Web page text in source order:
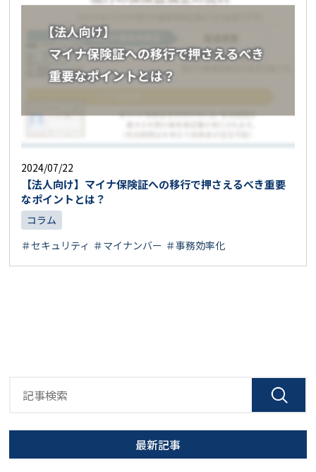
2024/07/22
【法人向け】マイナ保険証への移行で押さえるべき重要
なポイントとは？
コラム
＃セキュリティ ＃マイナンバー ＃事務効率化
最新記事